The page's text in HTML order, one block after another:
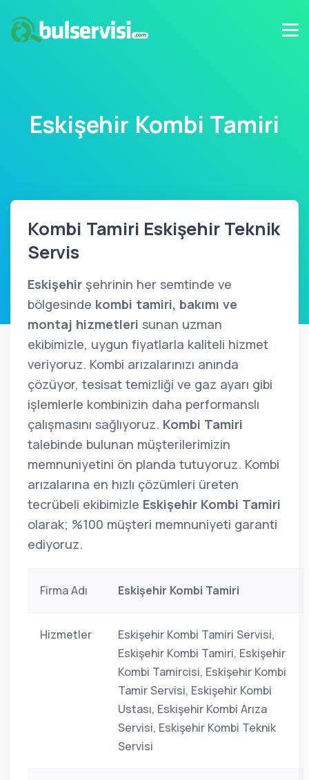
Eskişehir Kombi Tamiri
Kombi Tamiri Eskişehir Teknik
Servis
Eskişehir şehrinin her semtinde ve
bölgesinde kombi tamiri, bakımı ve
montaj hizmetleri sunan uzman
ekibimizle, uygun fiyatlarla kaliteli hizmet
veriyoruz. Kombi arızalarınızı anında
çözüyor, tesisat temizliği ve gaz ayarı gibi
işlemlerle kombinizin daha performanslı
çalışmasını sağlıyoruz. Kombi Tamiri
talebinde bulunan müşterilerimizin
memnuniyetini ön planda tutuyoruz. Kombi
arızalarına en hızlı çözümleri üreten
tecrübeli ekibimizle Eskişehir Kombi Tamiri
olarak; %100 müşteri memnuniyeti garanti
ediyoruz.
Firma Adı Eskişehir Kombi Tamiri
Hizmetler
Eskişehir Kombi Tamiri Servisi,
Eskişehir Kombi Tamiri, Eskişehir
Kombi Tamircisi, Eskişehir Kombi
Tamir Servisi, Eskişehir Kombi
Ustası, Eskişehir Kombi Arıza
Servisi, Eskişehir Kombi Teknik
Servisi